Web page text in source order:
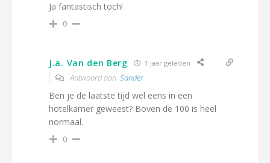
Ja fantastisch toch!
0
J.a. Van den Berg 1 jaar geleden
Antwoord aan Sander
Ben je de laatste tijd wel eens in een
hotelkamer geweest? Boven de 100 is heel
normaal.
0